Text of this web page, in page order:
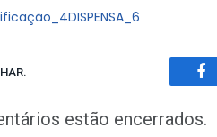
estão encerrados.